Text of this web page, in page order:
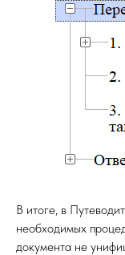
В итоге, в
необходимых
документа не